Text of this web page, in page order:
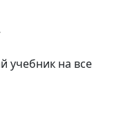
учебник на все